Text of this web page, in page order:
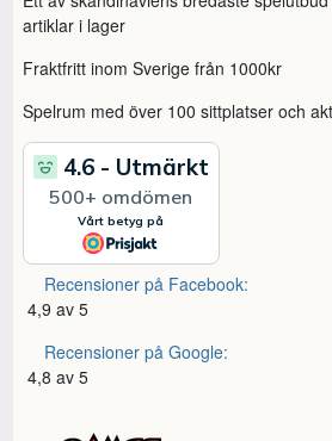
artiklar i lager
Fraktfritt inom Sverige från 1000kr
Spelrum med över 100 sittplatser och
Recensioner på Facebook:
4,9 av 5
Recensioner på Google:
4,8 av 5